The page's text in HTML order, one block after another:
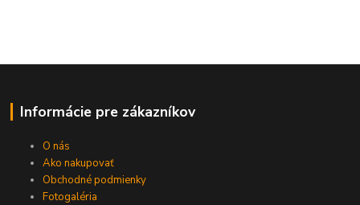
Informácie pre zákazníkov
O nás
Ako nakupovať
Obchodné podmienky
Fotogaléria